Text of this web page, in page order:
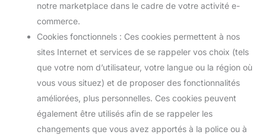
notre marketplace dans le cadre de votre activité e-
commerce.
Cookies fonctionnels : Ces cookies permettent à nos
sites Internet et services de se rappeler vos choix (tels
que votre nom d’utilisateur, votre langue ou la région où
vous vous situez) et de proposer des fonctionnalités
améliorées, plus personnelles. Ces cookies peuvent
également être utilisés afin de se rappeler les
changements que vous avez apportés à la police ou à